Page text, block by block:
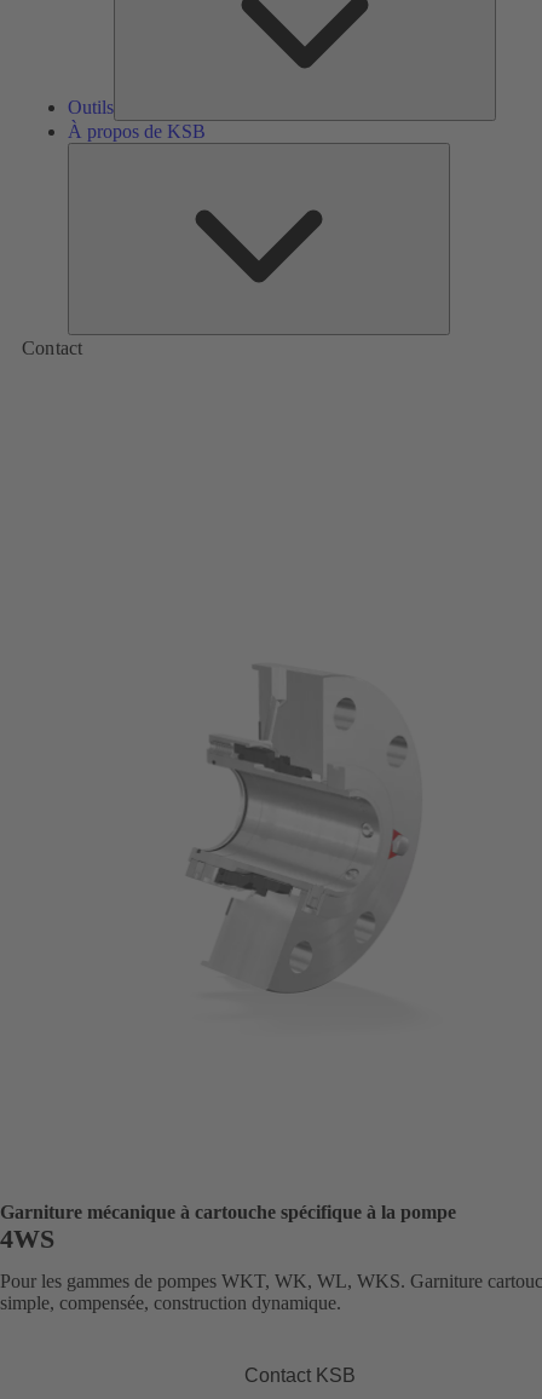
Outils
À propos de KSB
Contact
Garniture mécanique à cartouche spécifique à la pompe
4WS
Pour les gammes de pompes WKT, WK, WL, WKS. Garniture
simple, compensée, construction dynamique.
Contact KSB